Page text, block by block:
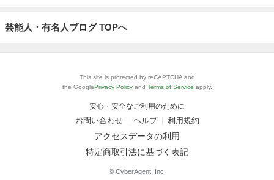
芸能人・有名人ブログ TOPへ
This site is protected by reCAPTCHA and
the GooglePrivacy Policy and Terms of Service apply.
安心・安全なご利用のために
お問い合わせ ヘルプ 利用規約
アクセスデータの利用
特定商取引法に基づく表記
© CyberAgent, Inc.